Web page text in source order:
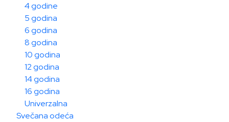
4 godine
5 godina
6 godina
8 godina
10 godina
12 godina
14 godina
16 godina
Univerzalna
Svečana odeća